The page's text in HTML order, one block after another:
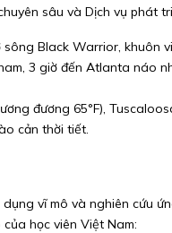
sâu và Dịch vụ phát
Black Warrior, khuôn
3 giờ đến Atlanta náo
đương 65°F),
cản thời tiết.
vĩ mô và nghiên cứu
học viên Việt Nam: